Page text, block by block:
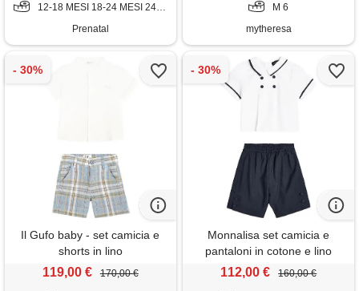
12-18 MESI 18-24 MESI 24-36 MESI
Prenatal
M 6
mytheresa
Il Gufo baby - set camicia e
shorts in lino
119,00 € 170,00 €
Monnalisa set camicia e
pantaloni in cotone e lino
112,00 € 160,00 €